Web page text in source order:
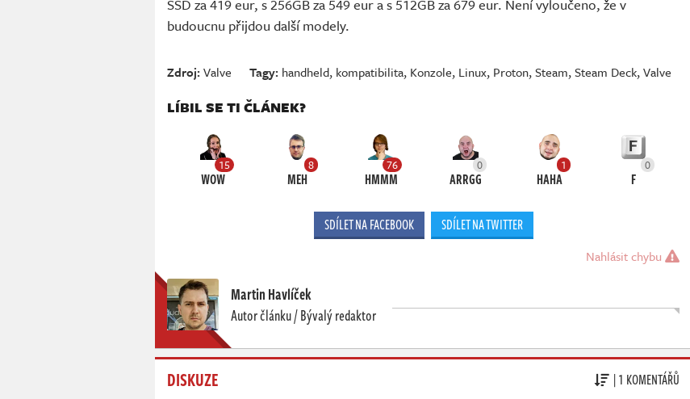
SSD za 419 eur, s 256GB za 549 eur a s 512GB za 679 eur. Není vyloučeno, že v
budoucnu přijdou další modely.
Zdroj:Valve Tagy: handheld, kompatibilita, Konzole, Linux, Proton,Steam,Steam Deck,Valve
LÍBIL SE TI ČLÁNEK?
15
WOW
8
MEH
76
HMMM
0
ARRGG
1
HAHA
0
F
SDÍLET NA FACEBOOK SDÍLET NA TWITTER
Nahlásit chybu
Martin Havlíček
Autor článku / Bývalý redaktor
DISKUZE | 1 KOMENTÁŘŮ